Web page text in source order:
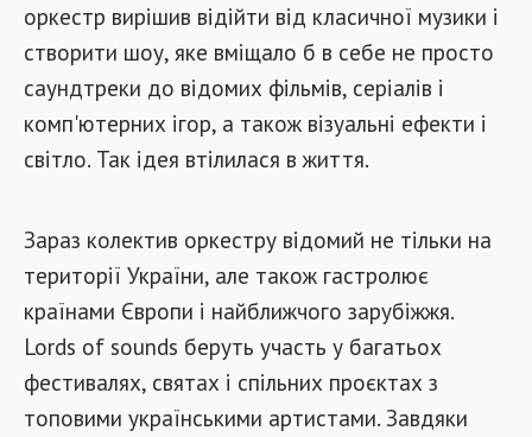
оркестр вирішив відійти від класичної музики і
створити шоу, яке вміщало б в себе не просто
саундтреки до відомих фільмів, серіалів і
комп'ютерних ігор, а також візуальні ефекти і
світло. Так ідея втілилася в життя.
Зараз колектив оркестру відомий не тільки на
території України, але також гастролює
країнами Європи і найближчого зарубіжжя.
Lords of sounds беруть участь у багатьох
фестивалях, святах і спільних проєктах з
топовими українськими артистами. Завдяки